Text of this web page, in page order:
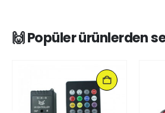
🙌 Popüler ürünlerden